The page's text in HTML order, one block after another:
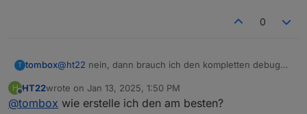
0
T tombox@ht22 nein, dann brauch ich den kompletten debug
tombox2020@gmail.com
H
Offline
HT22wrote on Jan 13, 2025, 1:50 PM
last edited by
@tombox wie erstelle ich den am besten?